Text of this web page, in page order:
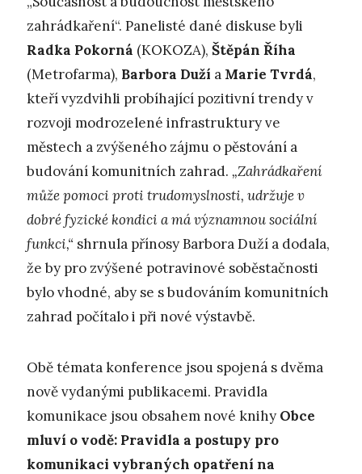
zahrádkaření“. Panelisté dané diskuse byli
Radka Pokorná (KOKOZA), Štěpán Říha
(Metrofarma), Barbora Duží a Marie Tvrdá,
kteří vyzdvihli probíhající pozitivní trendy v
rozvoji modrozelené infrastruktury ve
městech a zvýšeného zájmu o pěstování a
budování komunitních zahrad. „Zahrádkaření
může pomoci proti trudomyslnosti, udržuje v
dobré fyzické kondici a má významnou sociální
funkci,“ shrnula přínosy Barbora Duží a dodala,
že by pro zvýšené potravinové soběstačnosti
bylo vhodné, aby se s budováním komunitních
zahrad počítalo i při nové výstavbě.
Obě témata konference jsou spojená s dvěma
nově vydanými publikacemi. Pravidla
komunikace jsou obsahem nové knihy Obce
mluví o vodě: Pravidla a postupy pro
komunikaci vybraných opatření na